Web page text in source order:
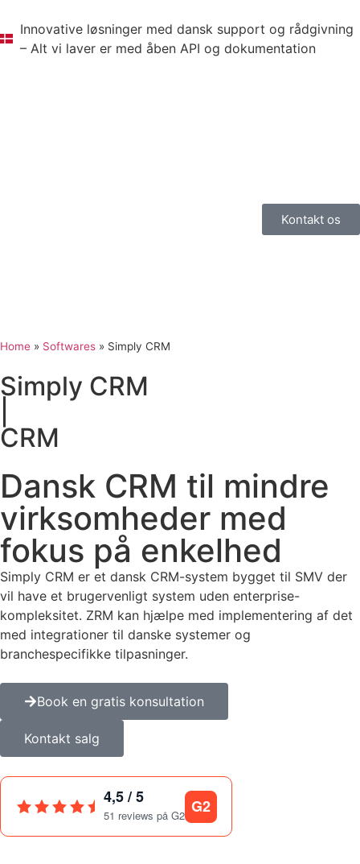
Innovative løsninger med dansk support og rådgivning
– Alt vi laver er med åben API og dokumentation
Kontakt os
Home » Softwares » Simply CRM
Simply CRM
CRM
Dansk CRM til mindre
virksomheder med
fokus på enkelhed
Simply CRM er et dansk CRM-system bygget til SMV der
vil have et brugervenligt system uden enterprise-
kompleksitet. ZRM kan hjælpe med implementering af det
med integrationer til danske systemer og
branchespecifikke tilpasninger.
Book en gratis konsultation
Kontakt salg
4,5 / 5
51 reviews på G2 G2